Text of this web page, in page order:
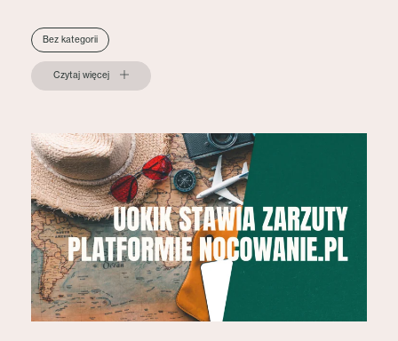
Bez kategorii
Czytaj więcej